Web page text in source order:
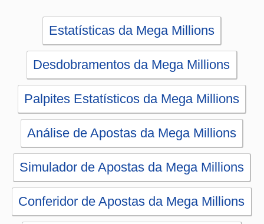
Sorteios anteriores da Mega Millions
PRINCIPAL
Início
eBooks
Artigos